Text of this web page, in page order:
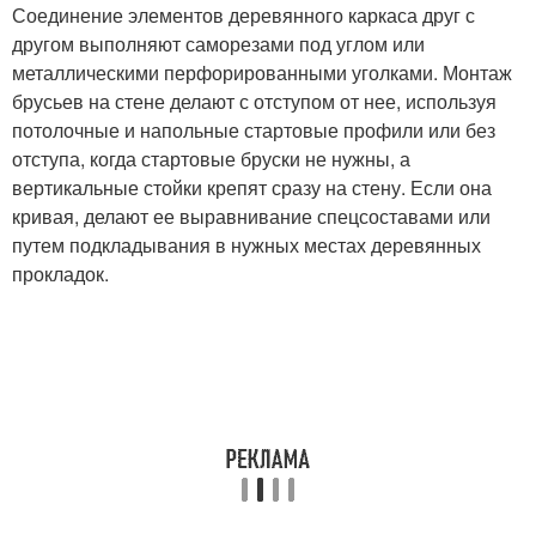
Соединение элементов деревянного каркаса друг с
другом выполняют саморезами под углом или
металлическими перфорированными уголками. Монтаж
брусьев на стене делают с отступом от нее, используя
потолочные и напольные стартовые профили или без
отступа, когда стартовые бруски не нужны, а
вертикальные стойки крепят сразу на стену. Если она
кривая, делают ее выравнивание спецсоставами или
путем подкладывания в нужных местах деревянных
прокладок.